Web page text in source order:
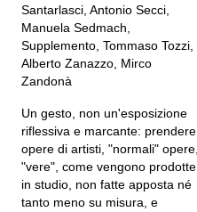
Santarlasci, Antonio Secci,
Manuela Sedmach,
Supplemento, Tommaso Tozzi,
Alberto Zanazzo, Mirco
Zandonà
Un gesto, non un'esposizione
riflessiva e marcante: prendere
opere di artisti, "normali" opere,
"vere", come vengono prodotte
in studio, non fatte apposta né
tanto meno su misura, e